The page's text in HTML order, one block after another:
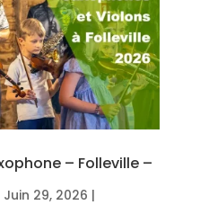
– Folleville –
Juin 29, 2026 |